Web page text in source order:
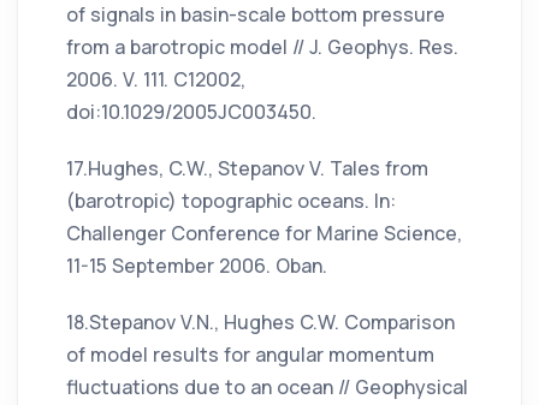
of signals in basin-scale bottom pressure
from a barotropic model // J. Geophys. Res.
2006. V. 111. C12002,
doi:10.1029/2005JC003450.
17.Hughes, C.W., Stepanov V. Tales from
(barotropic) topographic oceans. In:
Challenger Conference for Marine Science,
11-15 September 2006. Oban.
18.Stepanov V.N., Hughes C.W. Comparison
of model results for angular momentum
fluctuations due to an ocean // Geophysical